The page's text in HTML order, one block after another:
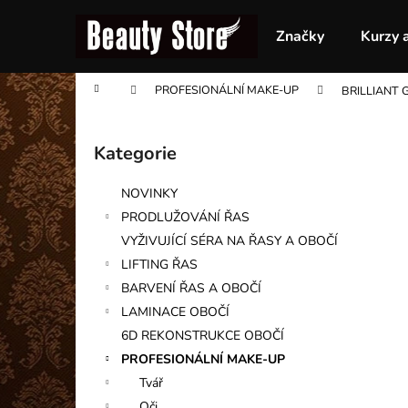
Značky Kurzy
Domů PROFESIONÁLNÍ MAKE-UP BRILLIANT
o
s
t
r
n
n
í
n
Přeskočit
kategorie
Kategorie
NOVINKY
PRODLUŽOVÁNÍ ŘAS
VYŽIVUJÍCÍ SÉRA NA ŘASY A OBOČÍ
LIFTING ŘAS
BARVENÍ ŘAS A OBOČÍ
LAMINACE OBOČÍ
6D REKONSTRUKCE OBOČÍ
PROFESIONÁLNÍ MAKE-UP
Tvář
í
k
do
obchodu
do
obchodu